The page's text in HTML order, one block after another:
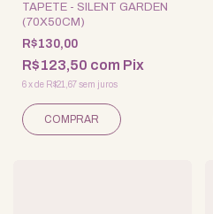
TAPETE - SILENT GARDEN
(70X50CM)
R$130,00
R$123,50 com Pix
6xde R$21,67sem juros